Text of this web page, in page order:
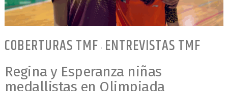
COBERTURAS TMF • ENTREVISTAS TMF
Regina y Esperanza niñas
medallistas en Olimpiada